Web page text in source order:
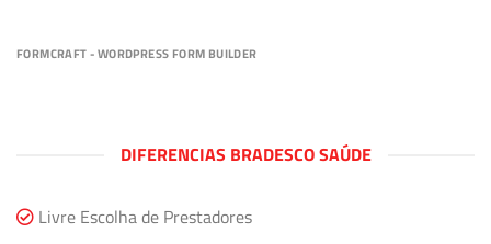
FORMCRAFT - WORDPRESS FORM BUILDER
DIFERENCIAS BRADESCO SAÚDE
Livre Escolha de Prestadores